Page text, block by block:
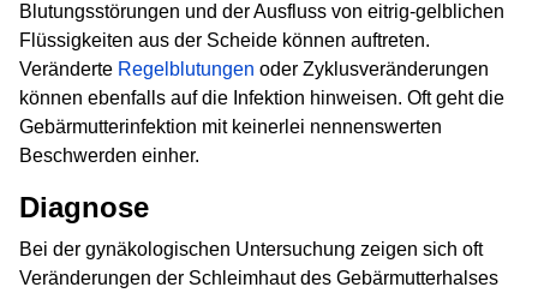
Blutungsstörungen und der Ausfluss von eitrig-gelblichen
Flüssigkeiten aus der Scheide können auftreten.
Veränderte Regelblutungen oder Zyklusveränderungen
können ebenfalls auf die Infektion hinweisen. Oft geht die
Gebärmutterinfektion mit keinerlei nennenswerten
Beschwerden einher.
Diagnose
Bei der gynäkologischen Untersuchung zeigen sich oft
Veränderungen der Schleimhaut des Gebärmutterhalses